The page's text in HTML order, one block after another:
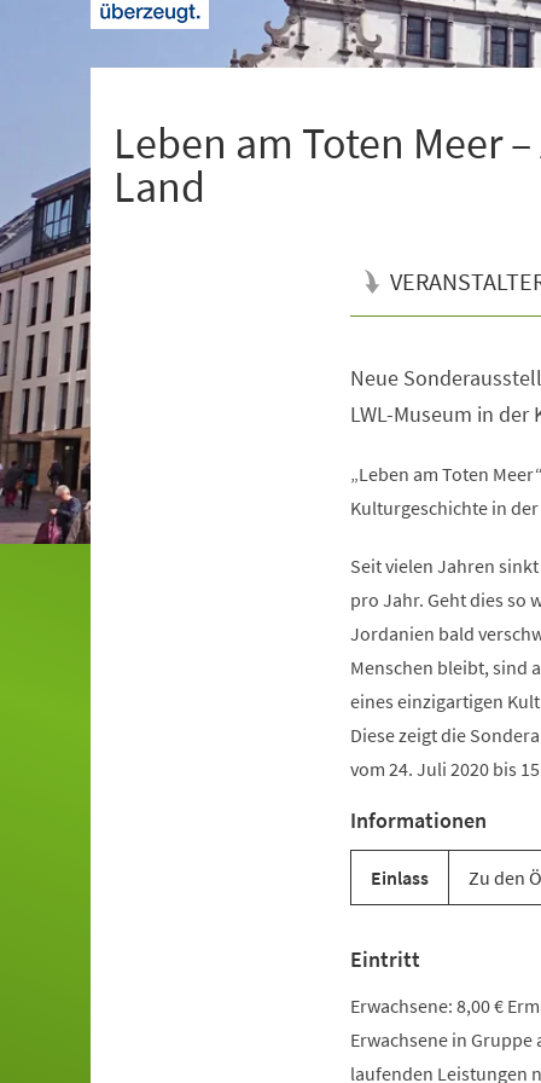
Leben am Toten Meer
Land
Neue
LWL-Museum in der
„Leben am Toten
Kulturgeschichte in der
Seit vielen Jahren
pro Jahr. Geht dies so
Jordanien bald
Menschen bleibt, sind
eines einzigartigen
Diese zeigt die
vom 24. Juli 2020 bis
Informationen
Einlass Zu den
Eintritt
Erwachsene: 8,00 €
Erwachsene in
laufenden Leistungen